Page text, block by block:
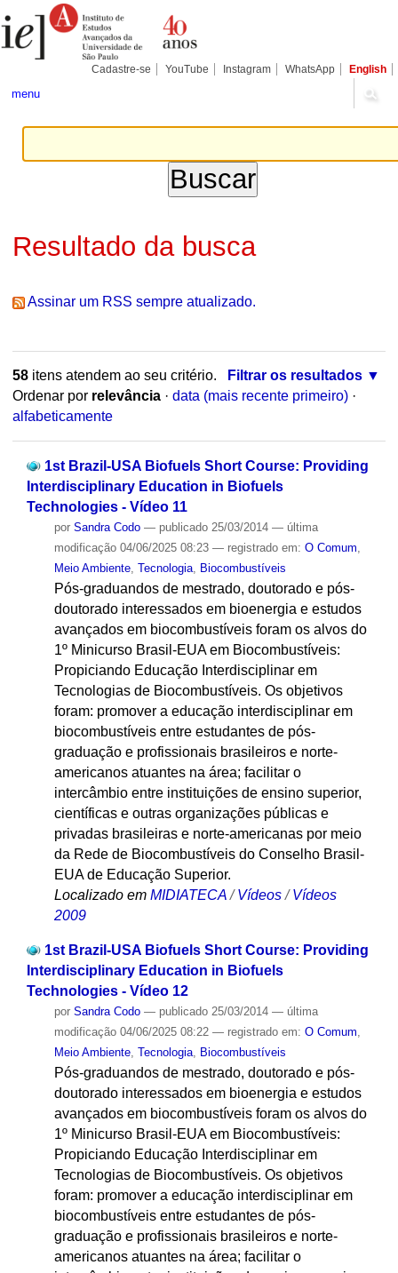
para
conteúdo.
Pessoais
Cadastre-se YouTube Instagram WhatsApp English
menu
Resultado da busca
Assinar um RSS sempre atualizado.
58itens atendem ao seu critério.
Filtrar os resultados
Ordenar por relevância · data (mais recente primeiro) ·
alfabeticamente
1st Brazil-USA Biofuels Short Course: Providing
Interdisciplinary Education in Biofuels
Technologies - Vídeo 11
por Sandra Codo — publicado25/03/2014 — última
modificação04/06/2025 08:23 — registrado em: O Comum
Meio Ambiente, Tecnologia, Biocombustíveis
Pós-graduandos de mestrado, doutorado e pós-
doutorado interessados em bioenergia e estudos
avançados em biocombustíveis foram os alvos do
1º Minicurso Brasil-EUA em Biocombustíveis:
Propiciando Educação Interdisciplinar em
Tecnologias de Biocombustíveis. Os objetivos
foram: promover a educação interdisciplinar em
biocombustíveis entre estudantes de pós-
graduação e profissionais brasileiros e norte-
americanos atuantes na área; facilitar o
intercâmbio entre instituições de ensino superior,
científicas e outras organizações públicas e
privadas brasileiras e norte-americanas por meio
da Rede de Biocombustíveis do Conselho Brasil-
EUA de Educação Superior.
Localizado em MIDIATECA /Vídeos /Vídeos
2009
1st Brazil-USA Biofuels Short Course: Providing
Interdisciplinary Education in Biofuels
Technologies - Vídeo 12
por Sandra Codo — publicado25/03/2014 — última
modificação04/06/2025 08:22 — registrado em: O Comum
Meio Ambiente, Tecnologia, Biocombustíveis
Pós-graduandos de mestrado, doutorado e pós-
doutorado interessados em bioenergia e estudos
avançados em biocombustíveis foram os alvos do
1º Minicurso Brasil-EUA em Biocombustíveis:
Propiciando Educação Interdisciplinar em
Tecnologias de Biocombustíveis. Os objetivos
foram: promover a educação interdisciplinar em
biocombustíveis entre estudantes de pós-
graduação e profissionais brasileiros e norte-
americanos atuantes na área; facilitar o